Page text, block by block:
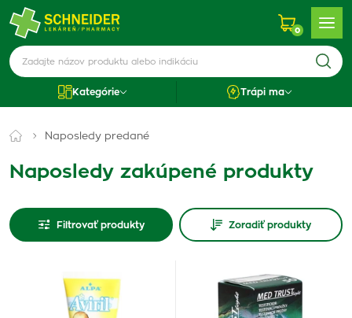
0
Kategórie Trápi ma
Naposledy predané
Naposledy zakúpené produkty
Filtrovať produkty Zoradiť produkty